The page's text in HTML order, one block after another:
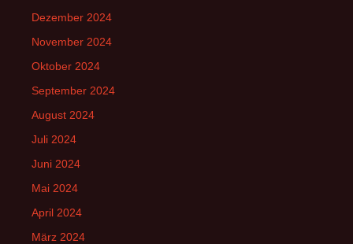
Dezember 2024
November 2024
Oktober 2024
September 2024
August 2024
Juli 2024
Juni 2024
Mai 2024
April 2024
März 2024